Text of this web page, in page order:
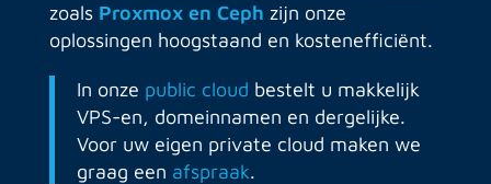
zoals Proxmox en Ceph zijn onze
oplossingen hoogstaand en kostenefficiënt.
In onze public cloud bestelt u makkelijk
VPS-en, domeinnamen en dergelijke.
Voor uw eigen private cloud maken we
graag een afspraak.